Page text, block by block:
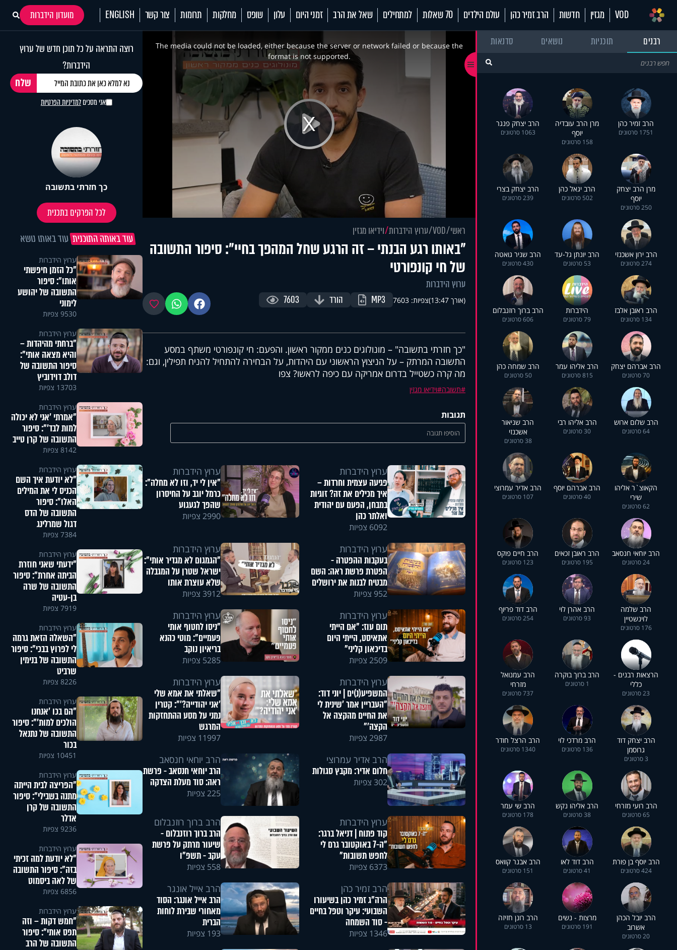
VOD מגזין חדשות הרב זמיר כהן עולם הילדים 70 שאלות למתחילים שאל את הרב זמני היום עלון שופס מחלקות תרומות צור קשר ENGLISH
מועדון הידברות
רבנים
תוכניות נושאים סדנאות
הרב זמיר כהן
1751 סרטונים
מרן הרב עובדיה
יוסף
158 סרטונים
הרב יצחק פנגר
1063 סרטונים
מרן הרב יצחק
יוסף
250 סרטונים
הרב יגאל כהן
502 סרטונים
הרב יצחק בצרי
239 סרטונים
הרב ירון אשכנזי
274 סרטונים
הרב יונתן גל-עד
53 סרטונים
הרב שניר גואטה
430 סרטונים
הרב ראובן אלבז
134 סרטונים
הידברות
79 סרטונים
הרב ברוך רוזנבלום
606 סרטונים
הרב אברהם יצחק
70 סרטונים
הרב אליהו עמר
815 סרטונים
הרב שמחה כהן
50 סרטונים
הרב שלום ארוש
64 סרטונים
הרב אליהו רבי
30 סרטונים
הרב שניאור
אשכנזי
38 סרטונים
הקאוצ`ר אליהו
שירי
62 סרטונים
הרב אברהם יוסף
40 סרטונים
הרב אדיר עמרוצי
107 סרטונים
הרב יוחאי חנסאב
24 סרטונים
הרב ראובן זכאים
195 סרטונים
הרב חיים פוקס
123 סרטונים
הרב שלמה
לוינשטיין
176 סרטונים
הרב אהרן לוי
93 סרטונים
הרב דוד פריוף
254 סרטונים
הרצאות רבנים -
כללי
23 סרטונים
הרב ברוך בוקרה
1 סרטונים
הרב עמנואל
מזרחי
737 סרטונים
הרב יצחק דוד
גרוסמן
3 סרטונים
הרב מרדכי לוי
136 סרטונים
הרב הרצל חודר
1340 סרטונים
הרב רועי מזרחי
65 סרטונים
הרב אליהו נקש
38 סרטונים
הרב שי עמר
178 סרטונים
הרב יוסף בן פורת
424 סרטונים
הרב דוד לאו
41 סרטונים
הרב אבנר קוואס
151 סרטונים
הרב יובל הכהן
אשרוב
20 סרטונים
מרצות - נשים
191 סרטונים
הרב רונן חזיזה
13 סרטונים
Play
Video
This
modalThe media could not be loaded, either because the server or network failed or because the
format is not supported.
ראשי VOD ערוץ הידברות וידיאו מגזין
"באותו רגע הבנתי – זה הרגע שחל המהפך בחיי": סיפור התשובה
של חי קונפורטי
ערוץ הידברות
(אורך 13:47) צפיות: 7603 MP3 הורד 7603 פייסבוקווטסאפ מועדפים
"כך חזרתי בתשובה" – מונולוגים כנים ממקור ראשון. והפעם: חי קונפורטי משתף במסע
התשובה המרתק – על הניצוץ הראשוני עם היהדות, על הבחירה להתחיל להניח תפילין, וגם:
מה קרה כשטייל בדרום אמריקה עם כיפה לראשו? צפו
תשובה וידיאו מגזין
תגובות
הוסיפו תגובה
ערוץ הידברות
פגיעה עצמית וחרדות –
איך מכילים את זה? זוגיות
במבחן, הפעם עם יהודית
ואלתר כהן
6092 צפיות
ערוץ הידברות
"אין לי יד, וזו לא מחלה":
כרמל יוגב על החיסרון
שהפך לגעגוע
2990 צפיות
ערוץ הידברות
בעקבות ההפטרה -
הפטרת פרשת ראה: השם
מבטיח לבנות את ירושלים
952 צפיות
ערוץ הידברות
"הגמגום לא מגדיר אותי":
ישראל שטרן על המגבלה
שלא עוצרת אותו
3912 צפיות
ערוץ הידברות
תום עוז: "אם הייתי
אתאיסט, הייתי היום
בדיכאון קליני"
2509 צפיות
ערוץ הידברות
"ניסו לחטוף אותי
פעמיים": מוטי כהנא
בריאיון נוקב
5285 צפיות
ערוץ הידברות
המשפיע(נ)ים | יוני דוד:
"העבריין אמר 'שינית לי
את החיים מהקצה אל
הקצה'"
2987 צפיות
ערוץ הידברות
"שאלתי את אמא שלי
'אני יהודייה?'": קטרין
נמני על מסע ההתחזקות
המרגש
11997 צפיות
הרב אדיר עמרוצי
חלום אדיר: מקבץ סגולות
302 צפיות
הרב יוחאי חנסאב
הרב יוחאי חנסאב - פרשת
ראה: סוד מעלת הצדקה
225 צפיות
ערוץ הידברות
קוד פתוח | דניאל ברגר:
"ה-7 באוקטובר גרם לי
לחפש תשובות"
6373 צפיות
הרב ברוך רוזנבלום
הרב ברוך רוזנבלום -
שיעור מרתק על פרשת
עקב - תשפ"ו
558 צפיות
הרב זמיר כהן
הרה"ג זמיר כהן בשיעורו
השבועי: עיקר וטפל בחיים
- סוד השמחה
1346 צפיות
הרב אייל אונגר
הרב אייל אונגר: הסוד
מאחורי שבירת לוחות
הברית
193 צפיות
רוצה התראה על כל תוכן חדש של ערוץ
הידברות?
אני מסכיםלמדיניות הפרטיות
כך חזרתי בתשובה
לכל הפרקים בתכנית
עוד באותה התוכנית עוד באותו נושא
ערוץ הידברות
"כל הזמן חיפשתי
אותו": סיפור
התשובה של יהושע
לימוני
9530 צפיות
ערוץ הידברות
"ברחתי מהיהדות –
והיא מצאה אותי":
סיפור התשובה של
דולב דוידוביץ
13703 צפיות
ערוץ הידברות
"אמרתי 'אני לא יכולה
למות לבד'": סיפור
התשובה של קרן טייב
8142 צפיות
ערוץ הידברות
"לא יודעת איך השם
הכניס לי את המילים
האלו": סיפור
התשובה של הדס
דגול שמרלינג
7384 צפיות
ערוץ הידברות
"ידעתי שאני חוזרת
הביתה אחרת": סיפור
התשובה של שרה
בן-עטיה
7919 צפיות
ערוץ הידברות
"השאלה הזאת גרמה
לי לפרוץ בבכי": סיפור
התשובה של בנימין
שרביט
8226 צפיות
ערוץ הידברות
"הם בכו 'אנחנו
הולכים למות'": סיפור
התשובה של נתנאל
בכור
10451 צפיות
ערוץ הידברות
"הפריצה לבית הייתה
מתנה בשבילי": סיפור
התשובה של קרן
אדלר
9236 צפיות
ערוץ הידברות
"לא יודעת למה זכיתי
בזה": סיפור התשובה
של לאה ביסמוט
6856 צפיות
ערוץ הידברות
"חמש דקות – וזה
תפס אותי": סיפור
התשובה של הרב